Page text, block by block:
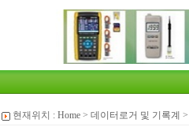
현재위치 : Home > 데이터로거 및 기록계